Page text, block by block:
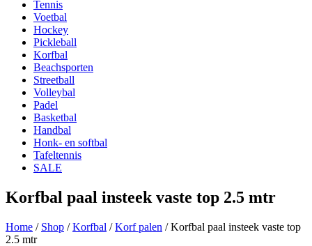
Tennis
Voetbal
Hockey
Pickleball
Korfbal
Beachsporten
Streetball
Volleybal
Padel
Basketbal
Handbal
Honk- en softbal
Tafeltennis
SALE
Korfbal paal insteek vaste top 2.5 mtr
Home / Shop /Korfbal /Korf palen / Korfbal paal insteek vaste top
2.5 mtr